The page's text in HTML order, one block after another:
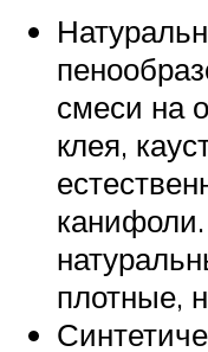
смеси на
клея,
плотные,